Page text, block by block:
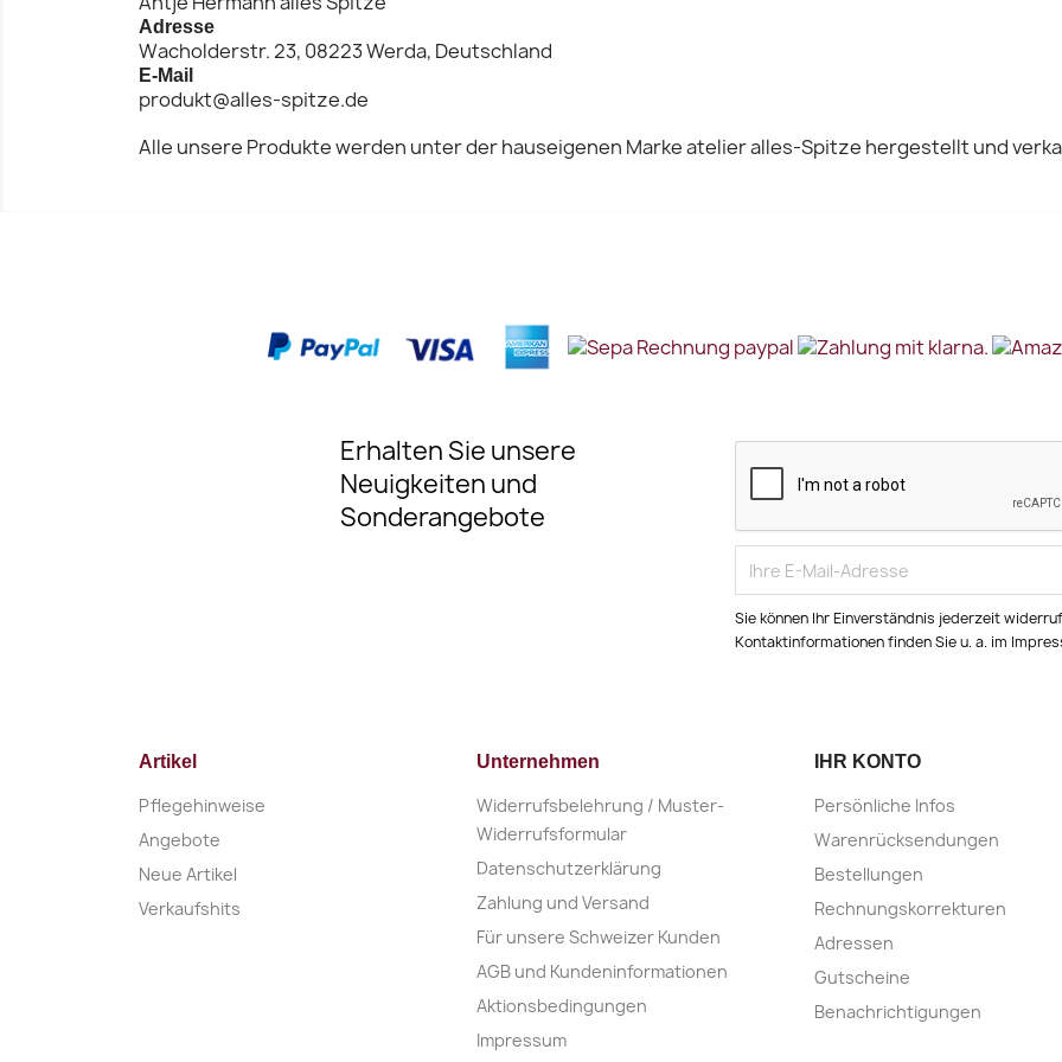
Adresse
Wacholderstr. 23, 08223 Werda, Deutschland
E-Mail
produkt@alles-spitze.de
Alle unsere Produkte werden unter der hauseigenen Marke atelier alles-Spitze hergestellt und
Erhalten Sie unsere
Neuigkeiten und
Sonderangebote
Sie können Ihr Einverständnis jederzeit
Kontaktinformationen finden Sie u. a. im
Artikel
Pflegehinweise
Angebote
Neue Artikel
Verkaufshits
Unternehmen
Widerrufsbelehrung / Muster-
Widerrufsformular
Datenschutzerklärung
Zahlung und Versand
Für unsere Schweizer Kunden
AGB und Kundeninformationen
Aktionsbedingungen
Impressum
IHR KONTO
Persönliche Infos
Warenrücksendungen
Bestellungen
Rechnungskorrekturen
Adressen
Gutscheine
Benachrichtigungen